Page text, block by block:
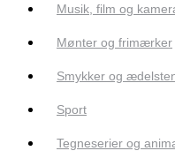
Musik, film og
Mønter og frimærker
Smykker og
Sport
Tegneserier og